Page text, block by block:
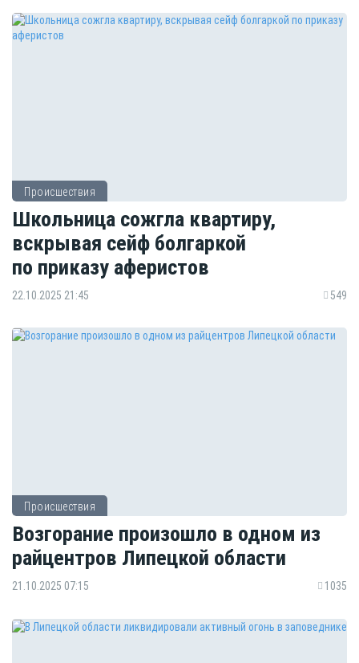
Происшествия
Школьница сожгла квартиру,
вскрывая сейф болгаркой
по приказу аферистов
22.10.2025 21:45 549
Происшествия
Возгорание произошло в одном из
райцентров Липецкой области
21.10.2025 07:15 1035